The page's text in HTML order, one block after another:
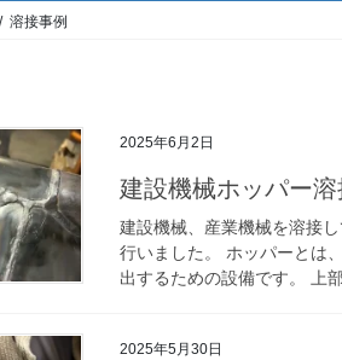
溶接事例
2025年6月2日
建設機械ホッパー
建設機械、産業機械を溶接
行いました。 ホッパーとは
出するための設備です。 上
2025年5月30日